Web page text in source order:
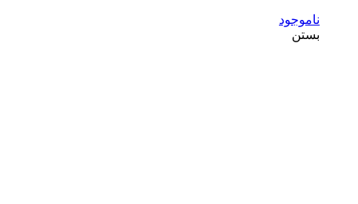
ناموجود
بستن